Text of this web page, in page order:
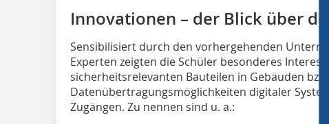
Innovationen – der Blick über
Sensibilisiert durch den vorhergehenden
Experten zeigten die Schüler besonderes
sicherheitsrelevanten Bauteilen in Gebäuden
Datenübertragungsmöglichkeiten digitaler
Zugängen. Zu nennen sind u. a.: